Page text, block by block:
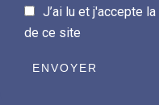
J’ai lu et j'accepte la
de ce site
ENVOYER